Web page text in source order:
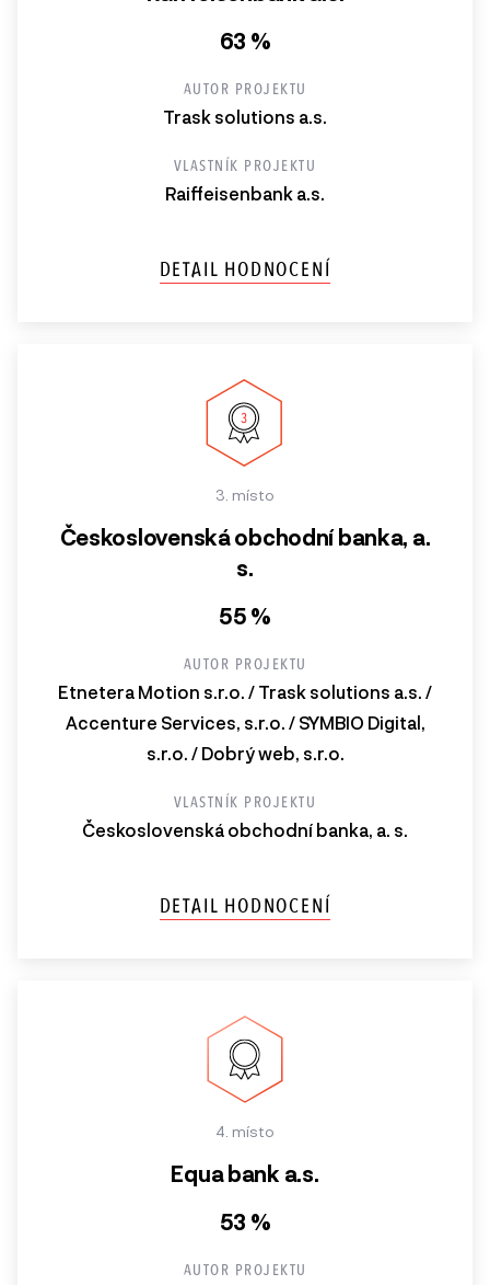
63 %
AUTOR PROJEKTU
Trask solutions a.s.
VLASTNÍK PROJEKTU
Raiffeisenbank a.s.
DETAIL HODNOCENÍ
3. místo
Československá obchodní banka, a.
s.
55 %
AUTOR PROJEKTU
Etnetera Motion s.r.o. / Trask solutions a.s. /
Accenture Services, s.r.o. / SYMBIO Digital,
s.r.o. / Dobrý web, s.r.o.
VLASTNÍK PROJEKTU
Československá obchodní banka, a. s.
DETAIL HODNOCENÍ
4. místo
Equa bank a.s.
53 %
AUTOR PROJEKTU